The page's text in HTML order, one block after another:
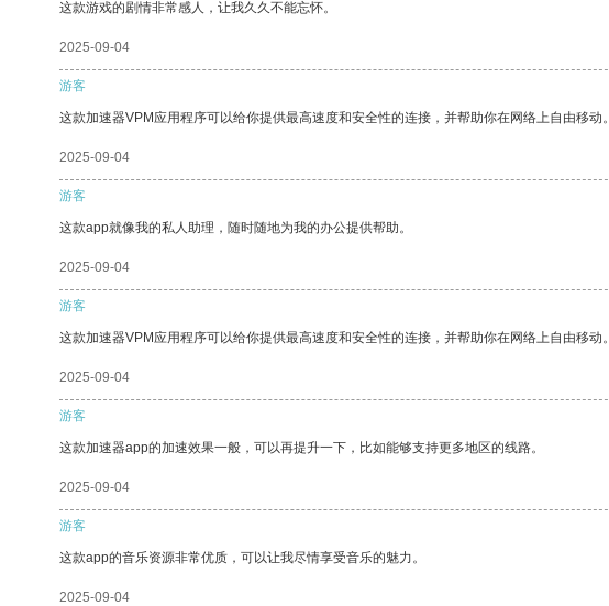
这款游戏的剧情非常感人，让我久久不能忘怀。
2025-09-04
游客
这款加速器VPM应用程序可以给你提供最高速度和安全性的连接，并帮助你在网络上自由移动。
2025-09-04
游客
这款app就像我的私人助理，随时随地为我的办公提供帮助。
2025-09-04
游客
这款加速器VPM应用程序可以给你提供最高速度和安全性的连接，并帮助你在网络上自由移动。
2025-09-04
游客
这款加速器app的加速效果一般，可以再提升一下，比如能够支持更多地区的线路。
2025-09-04
游客
这款app的音乐资源非常优质，可以让我尽情享受音乐的魅力。
2025-09-04